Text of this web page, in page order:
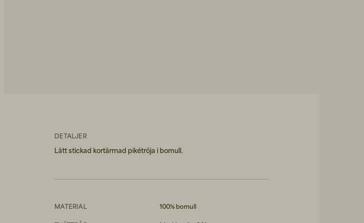
DETALJER
Lätt stickad kortärmad pikétröja i bomull.
MATERIAL 100% bomull